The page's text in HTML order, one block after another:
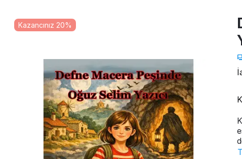
Kazancınız 20%